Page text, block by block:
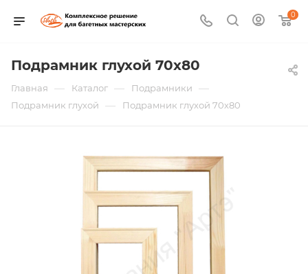
0
Подрамник глухой 70х80
Главная — Каталог — Подрамники —
Подрамник глухой — Подрамник глухой 70х80